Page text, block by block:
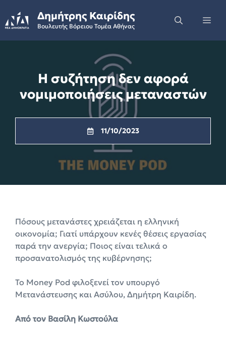
to
content
Δημήτρης Καιρίδης
Βουλευτής Βόρειου Τομέα Αθήνας
Η συζήτηση δεν αφορά
νομιμοποιήσεις μεταναστών
11/10/2023
Πόσους μετανάστες χρειάζεται η ελληνική
οικονομία; Γιατί υπάρχουν κενές θέσεις εργασίας
παρά την ανεργία; Ποιος είναι τελικά ο
προσανατολισμός της κυβέρνησης;
Το Money Pod φιλοξενεί τον υπουργό
Μετανάστευσης και Ασύλου, Δημήτρη Καιρίδη.
Από τον Βασίλη Κωστούλα